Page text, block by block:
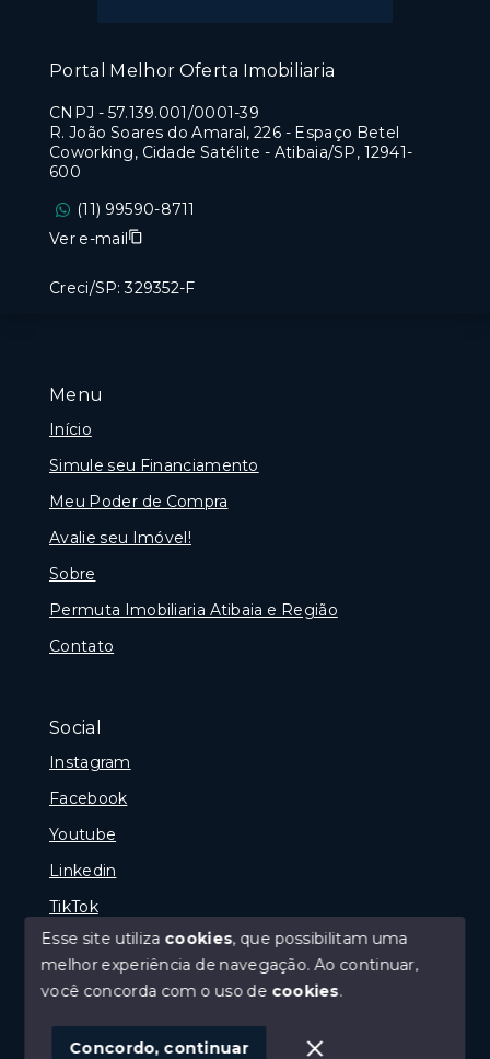
Menu
Início
Simule seu Financiamento
Meu Poder de Compra
Avalie seu Imóvel!
Sobre
Permuta Imobiliaria Atibaia e Região
Contato
Social
Instagram
Facebook
Youtube
Linkedin
TikTok
© Copyright 2026 - Portal Melhor Oferta Imobiliaria -
SITE PARA IMOBILIARIA
Portal Melhor Oferta Imobiliaria
CNPJ - 57.139.001/0001-39
R. João Soares do Amaral, 226 - Espaço Betel
Coworking, Cidade Satélite - Atibaia/SP, 12941-
600
(11) 99590-8711
Ver e-mail
Creci/SP: 329352-F
Esse site utiliza cookies, que possibilitam uma
melhor experiência de navegação.Ao continuar,
você concorda com o uso de cookies.
Concordo, continuar